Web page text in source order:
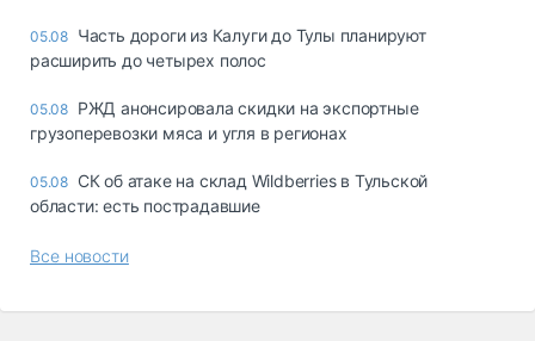
05.08 Часть дороги из Калуги до Тулы планируют
расширить до четырех полос
05.08 РЖД анонсировала скидки на экспортные
грузоперевозки мяса и угля в регионах
05.08 СК об атаке на склад Wildberries в Тульской
области: есть пострадавшие
Все новости